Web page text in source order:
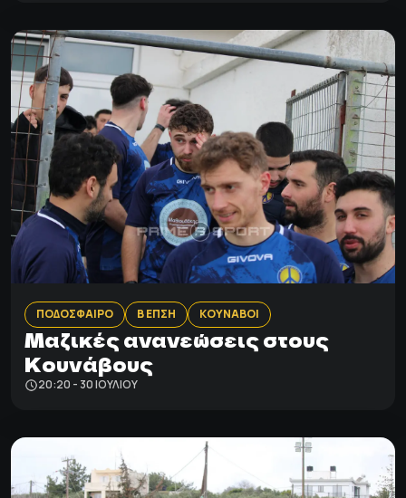
ΠΟΔΟΣΦΑΙΡΟ Β ΕΠΣΗ ΚΟΥΝΑΒΟΙ
Μαζικές ανανεώσεις στους
Κουνάβους
20:20 - 30 ΙΟΥΛΊΟΥ